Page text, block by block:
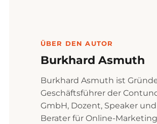
ÜBER DEN AUTOR
Burkhard Asmuth
Burkhard Asmuth ist
Geschäftsführer der
GmbH, Dozent, Speaker und
Berater für Online-